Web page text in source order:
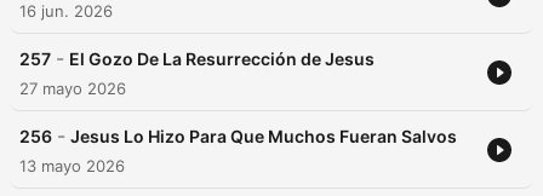
16 jun. 2026
257 - El Gozo De La Resurrección de Jesus
27 mayo 2026
256 - Jesus Lo Hizo Para Que Muchos Fueran Salvos
13 mayo 2026